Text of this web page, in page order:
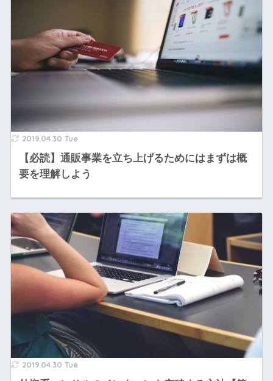
2019.04.30 Tue
【必読】通販事業を立ち上げるためにはまずは概
要を理解しよう
2019.04.30 Tue